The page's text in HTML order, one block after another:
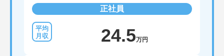
正社員
24.5万円